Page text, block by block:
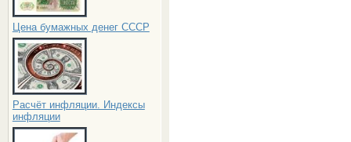
Цена бумажных денег СССР
Расчёт инфляции. Индексы
инфляции